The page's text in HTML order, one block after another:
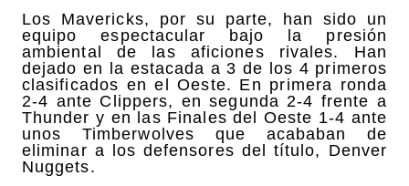
Los Mavericks, por su parte, han sido un
equipo espectacular bajo la presión
ambiental de las aficiones rivales. Han
dejado en la estacada a 3 de los 4 primeros
clasificados en el Oeste. En primera ronda
2-4 ante Clippers, en segunda 2-4 frente a
Thunder y en las Finales del Oeste 1-4 ante
unos Timberwolves que acababan de
eliminar a los defensores del título, Denver
Nuggets.